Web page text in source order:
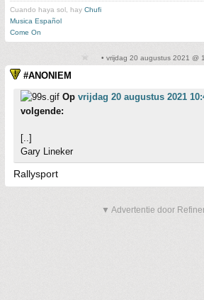
Cuando haya sol, hay Chufi
Musica Español
Come On
• vrijdag 20 augustus 2021 @
#ANONIEM
Op vrijdag 20 augustus 2021
volgende:
[..]
Gary Lineker
Rallysport
▼ Advertentie door